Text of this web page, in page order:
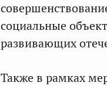
социальные
развивающих
Также в рамках